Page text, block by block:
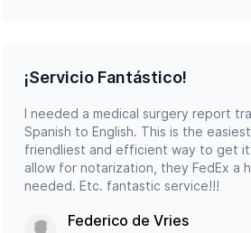
¡Servicio Fantástico!
I needed a medical surgery report
Spanish to English. This is the
friendliest and efficient way to get
allow for notarization, they FedEx a
needed. Etc. fantastic service!!!
Federico de Vries